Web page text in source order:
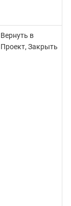
Вернуть в
Проект, Закрыть